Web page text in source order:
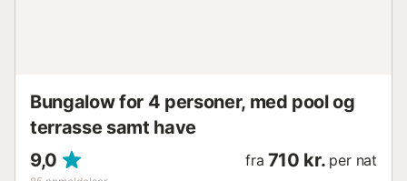
Bungalow for 4 personer, med pool og
terrasse samt have
9,0
fra 710 kr. per nat